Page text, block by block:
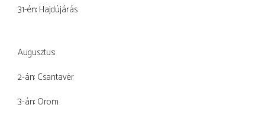
31-én: Hajdújárás
Augusztus:
2-án: Csantavér
3-án: Orom